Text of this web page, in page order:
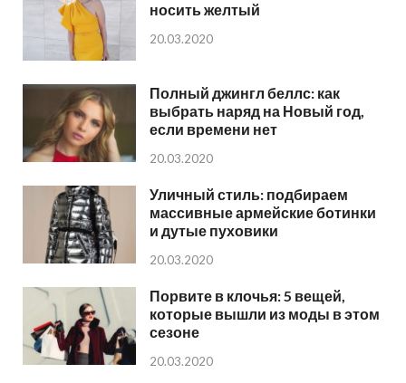
носить желтый
20.03.2020
Полный джингл беллс: как
выбрать наряд на Новый год,
если времени нет
20.03.2020
Уличный стиль: подбираем
массивные армейские ботинки
и дутые пуховики
20.03.2020
Порвите в клочья: 5 вещей,
которые вышли из моды в этом
сезоне
20.03.2020